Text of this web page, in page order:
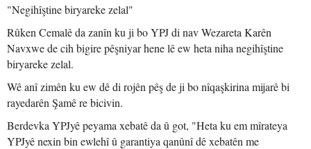
"Negihîştine biryareke zelal"
Rûken Cemalê da zanîn ku ji bo YPJ di nav Wezareta Karên
Navxwe de cih bigire pêşniyar hene lê ew heta niha negihîştine
biryareke zelal.
Wê anî zimên ku ew dê di rojên pêş de ji bo nîqaşkirina mijarê bi
rayedarên Şamê re bicivin.
Berdevka YPJyê peyama xebatê da û got, "Heta ku em mîrateya
YPJyê nexin bin ewlehî û garantiya qanûnî dê xebatên me